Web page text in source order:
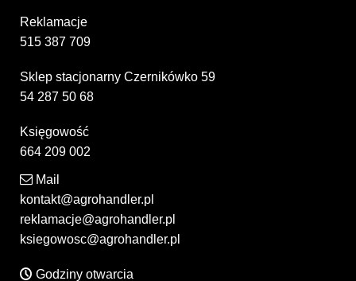
Reklamacje
515 387 709
Sklep stacjonarny Czernikówko 59
54 287 50 68
Księgowość
664 209 002
Mail
kontakt@agrohandler.pl
reklamacje@agrohandler.pl
ksiegowosc@agrohandler.pl
Godziny otwarcia